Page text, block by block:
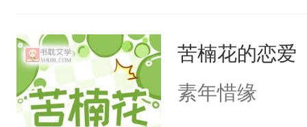
道吗？大师兄
二师兄了。乙
忘记了对二师
老板，真、
后后来——金
苦楠花的恋爱
素年惜缘